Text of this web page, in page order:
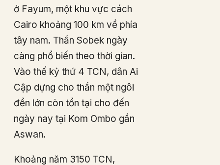
ở Fayum, một khu vực cách
Cairo khoảng 100 km về phía
tây nam. Thần Sobek ngày
càng phổ biến theo thời gian.
Vào thế kỷ thứ 4 TCN, dân Ai
Cập dựng cho thần một ngôi
đền lớn còn tồn tại cho đến
ngày nay tại Kom Ombo gần
Aswan.
Khoảng năm 3150 TCN,